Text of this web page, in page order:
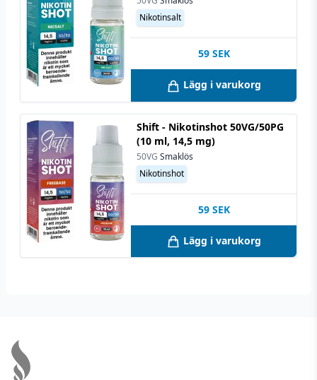
Nikotinsalt
59 SEK
Lägg i varukorg
Shift - Nikotinshot 50VG/50PG
(10 ml, 14,5 mg)
50VG Smaklös
Nikotinshot
59 SEK
Lägg i varukorg